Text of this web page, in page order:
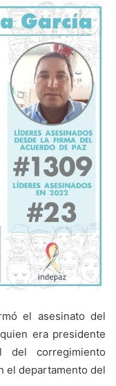
el asesinato del
era presidente
corregimiento
el departamento del